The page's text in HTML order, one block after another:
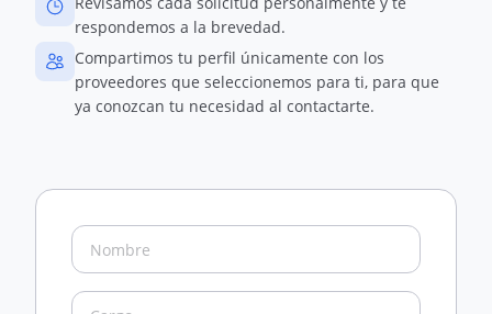
respondemos a la brevedad.
Compartimos tu perfil únicamente con los
proveedores que seleccionemos para ti, para que
ya conozcan tu necesidad al contactarte.